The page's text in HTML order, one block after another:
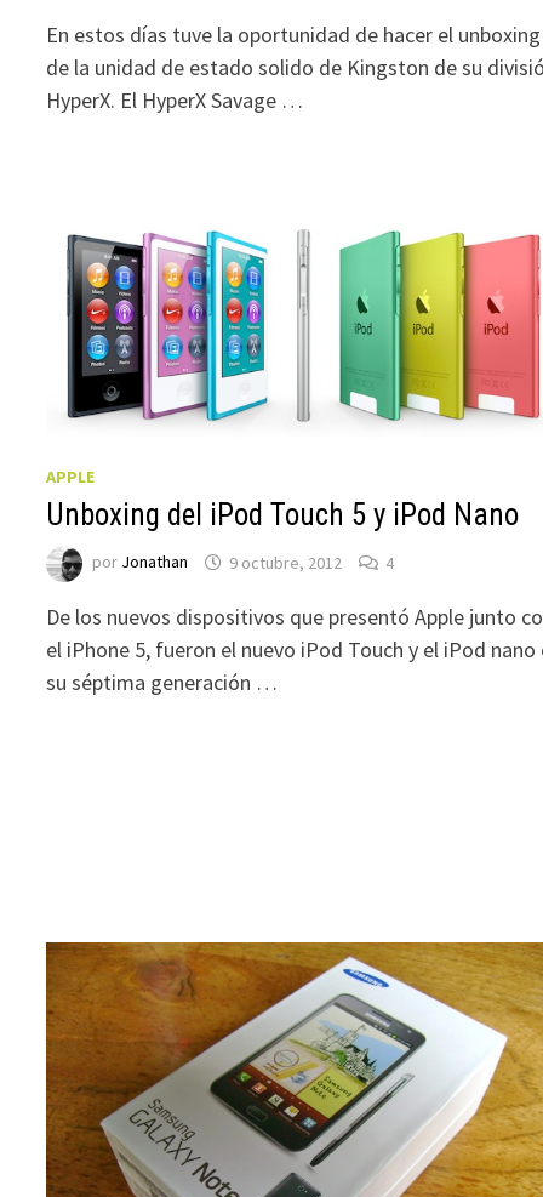
En estos días tuve la oportunidad de hacer el unboxing
de la unidad de estado solido de Kingston de su
HyperX. El HyperX Savage …
APPLE
Unboxing del iPod Touch 5 y iPod Nano
por Jonathan 9 octubre, 2012 4
De los nuevos dispositivos que presentó Apple junto
el iPhone 5, fueron el nuevo iPod Touch y el iPod nano
su séptima generación …